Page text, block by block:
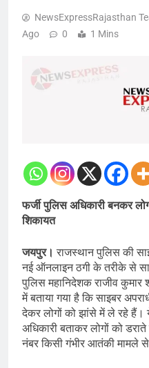
NewsExpressRajasthan
Ago
0 1 Mins
फर्जी पुलिस अधिकारी बनकर
शिकायत
जयपुर।राजस्थान पुलिस की
नई ऑनलाइन ठगी के तरीके से
पुलिस महानिदेशक राजीव कुमार
में बताया गया है कि साइबर
देकर लोगों को झांसे में ले रहे हैं।
अधिकारी बताकर लोगों को
नंबर किसी गंभीर आतंकी मामले